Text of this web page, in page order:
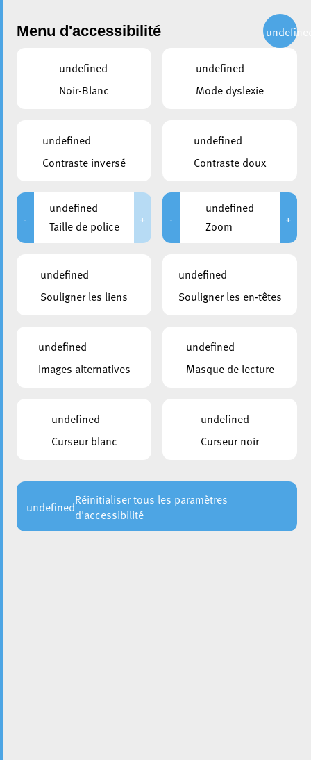
Administration
02/12/24: Présentation
Budget
Menu d'accessibilité
undefined
Noir-Blanc
undefined
Mode dyslexie
undefined
Contraste inversé
undefined
Contraste doux
-
undefined
Taille de police
+ -
undefined
Zoom
+
undefined
Souligner les liens
undefined
Souligner les en-têtes
undefined
Images alternatives
undefined
Masque de lecture
undefined
Curseur blanc
undefined
Curseur noir
undefinedRéinitialiser tous les paramètres
d'accessibilité